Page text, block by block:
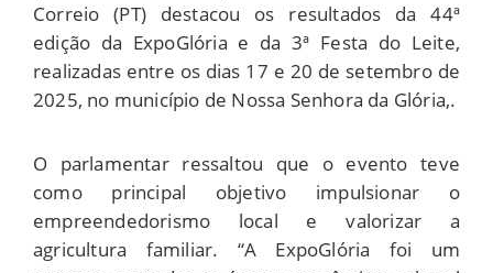
Correio (PT) destacou os resultados da 44ª
edição da ExpoGlória e da 3ª Festa do Leite,
realizadas entre os dias 17 e 20 de setembro de
2025, no município de Nossa Senhora da Glória,.
O parlamentar ressaltou que o evento teve
como principal objetivo impulsionar o
empreendedorismo local e valorizar a
agricultura familiar. “A ExpoGlória foi um